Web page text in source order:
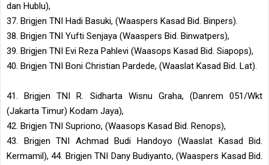
dan Hublu),
37. Brigjen TNI Hadi Basuki, (Waaspers Kasad Bid. Binpers).
38. Brigjen TNI Yufti Senjaya (Waaspers Bid. Binwatpers),
39. Brigjen TNI Evi Reza Pahlevi (Waasops Kasad Bid. Siapops),
40. Brigjen TNI Boni Christian Pardede, (Waaslat Kasad Bid. Lat).
41. Brigjen TNI R. Sidharta Wisnu Graha, (Danrem 051/Wkt
(Jakarta Timur) Kodam Jaya),
42. Brigjen TNI Supriono, (Waasops Kasad Bid. Renops),
43. Brigjen TNI Achmad Budi Handoyo (Waaslat Kasad Bid.
Kermamil), 44. Brigjen TNI Dany Budiyanto, (Waaspers Kasad Bid.